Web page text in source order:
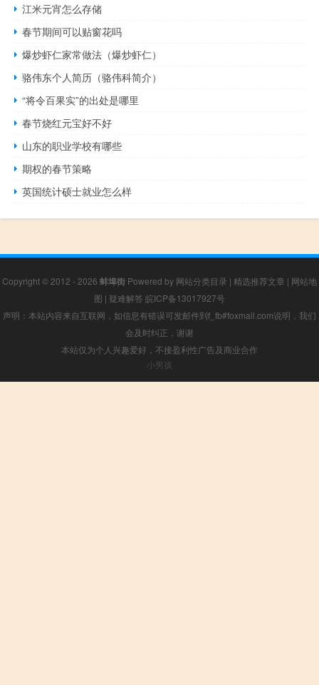
江米元宵怎么存储
春节期间可以贴窗花吗
爆炒虾仁家常做法（爆炒虾仁）
骆伟东个人简历（骆伟科简介）
“将令百果实”的出处是哪里
春节烧红元宝好不好
山东的职业学校有哪些
期权的春节策略
英国统计硕士就业怎么样
Copyright © 2012 - 2026 蚌埠街 Powered by 网站分类目录 | 精选推荐文章 | 网站地
图 | 疑难解答 皖ICP备13017927号
声明：本站内容来自互联网，如信息有错误可发邮件到f_fb#foxmail.com说明，我们
会及时纠正，谢谢
本站仅为个人兴趣爱好，不接盈利性广告及商业合作
小男孩